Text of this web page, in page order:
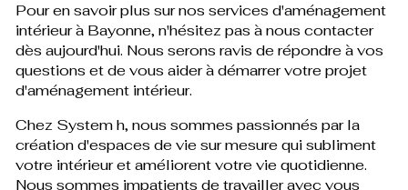
Pour en savoir plus sur nos services d'aménagement
intérieur à Bayonne, n'hésitez pas à nous contacter
dès aujourd'hui. Nous serons ravis de répondre à vos
questions et de vous aider à démarrer votre projet
d'aménagement intérieur.
Chez System h, nous sommes passionnés par la
création d'espaces de vie sur mesure qui subliment
votre intérieur et améliorent votre vie quotidienne.
Nous sommes impatients de travailler avec vous